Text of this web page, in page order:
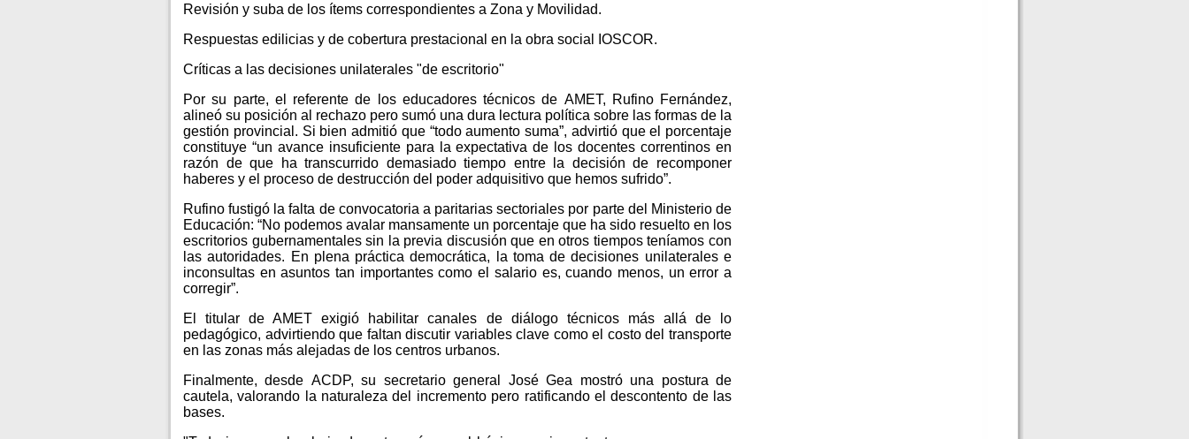
Revisión y suba de los ítems correspondientes a Zona y Movilidad.
Respuestas edilicias y de cobertura prestacional en la obra social IOSCOR.
Críticas a las decisiones unilaterales "de escritorio"
Por su parte, el referente de los educadores técnicos de AMET, Rufino Fernández,
alineó su posición al rechazo pero sumó una dura lectura política sobre las formas de la
gestión provincial. Si bien admitió que “todo aumento suma”, advirtió que el porcentaje
constituye “un avance insuficiente para la expectativa de los docentes correntinos en
razón de que ha transcurrido demasiado tiempo entre la decisión de recomponer
haberes y el proceso de destrucción del poder adquisitivo que hemos sufrido”.
Rufino fustigó la falta de convocatoria a paritarias sectoriales por parte del Ministerio de
Educación: “No podemos avalar mansamente un porcentaje que ha sido resuelto en los
escritorios gubernamentales sin la previa discusión que en otros tiempos teníamos con
las autoridades. En plena práctica democrática, la toma de decisiones unilaterales e
inconsultas en asuntos tan importantes como el salario es, cuando menos, un error a
corregir”.
El titular de AMET exigió habilitar canales de diálogo técnicos más allá de lo
pedagógico, advirtiendo que faltan discutir variables clave como el costo del transporte
en las zonas más alejadas de los centros urbanos.
Finalmente, desde ACDP, su secretario general José Gea mostró una postura de
cautela, valorando la naturaleza del incremento pero ratificando el descontento de las
bases.